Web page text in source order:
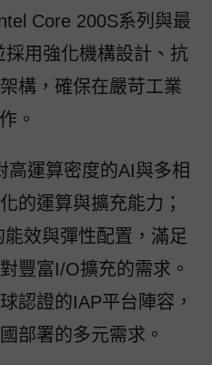
Core 200S系列與最
用強化機構設計、抗
構，確保在嚴苛工業
。
高運算密度的AI與多相
的運算與擴充能力；
效與彈性配置，滿足
豐富I/O擴充的需求。
認證的IAP平台陣容，
部署的多元需求。